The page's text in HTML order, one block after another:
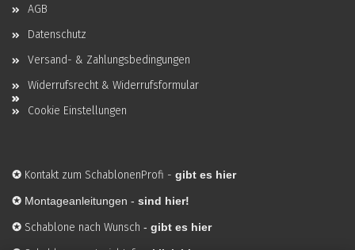
AGB
Datenschutz
Versand- & Zahlungsbedingungen
Widerrufsrecht & Widerrufsformular
Cookie Einstellungen
✪ Kontakt zum SchablonenProfi - gibt es hier
✪ Montageanleitungen - sind hier!
✪ Schablone nach Wunsch - gibt es hier